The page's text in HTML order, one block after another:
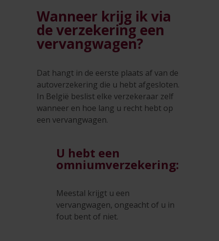
Wanneer krijg ik via
de verzekering een
vervangwagen?
Dat hangt in de eerste plaats af van de
autoverzekering die u hebt afgesloten.
In België beslist elke verzekeraar zelf
wanneer en hoe lang u recht hebt op
een vervangwagen.
U hebt een
omniumverzekering:
Meestal krijgt u een
vervangwagen, ongeacht of u in
fout bent of niet.